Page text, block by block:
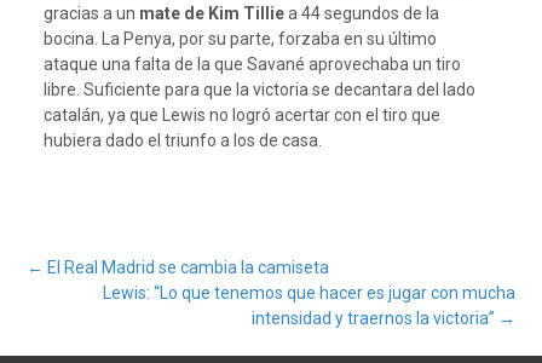
gracias a un mate de Kim Tilliea 44 segundos de la
bocina. La Penya, por su parte, forzaba en su último
ataque una falta de la que Savané aprovechaba un tiro
libre. Suficiente para que la victoria se decantara del lado
catalán, ya que Lewis no logró acertar con el tiro que
hubiera dado el triunfo a los de casa.
Navegación
← El Real Madrid se cambia la camiseta
Lewis: “Lo que tenemos que hacer es jugar con mucha
intensidad y traernos la victoria” →